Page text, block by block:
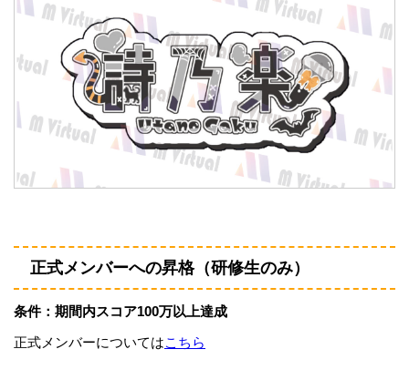
正式メンバーへの昇格（研修生のみ）
条件：期間内スコア100万以上達成
正式メンバーについてはこちら